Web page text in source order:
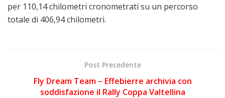
per 110,14 chilometri cronometrati su un percorso
totale di 406,94 chilometri.
Post Precedente
Fly Dream Team – Effebierre archivia con
soddisfazione il Rally Coppa Valtellina